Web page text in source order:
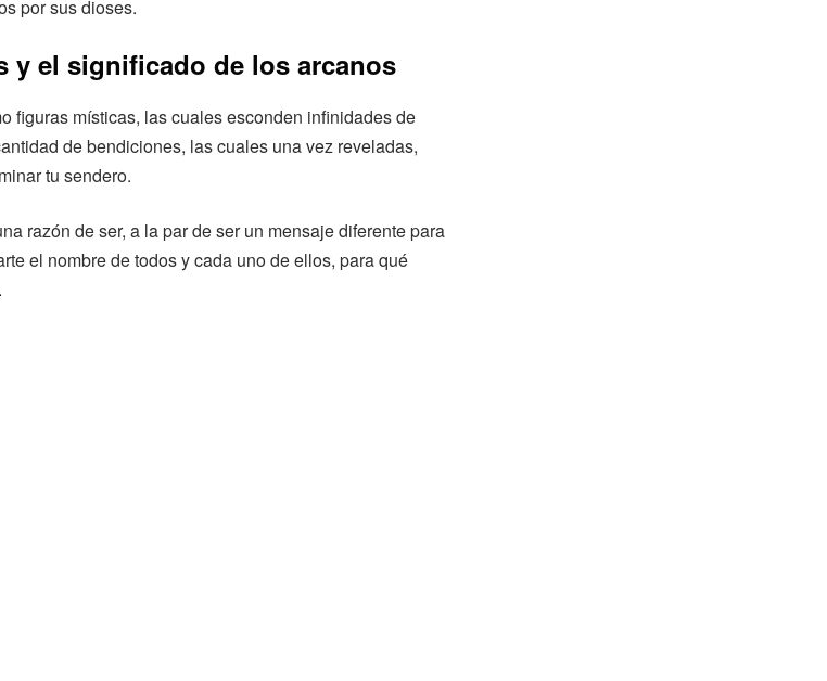
por sus dioses.
y el significado de los arcanos
figuras místicas, las cuales esconden infinidades de
de bendiciones, las cuales una vez reveladas,
tu sendero.
razón de ser, a la par de ser un mensaje diferente para
el nombre de todos y cada uno de ellos, para qué